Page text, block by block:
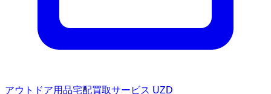
アウトドア用品宅配買取サービス UZD